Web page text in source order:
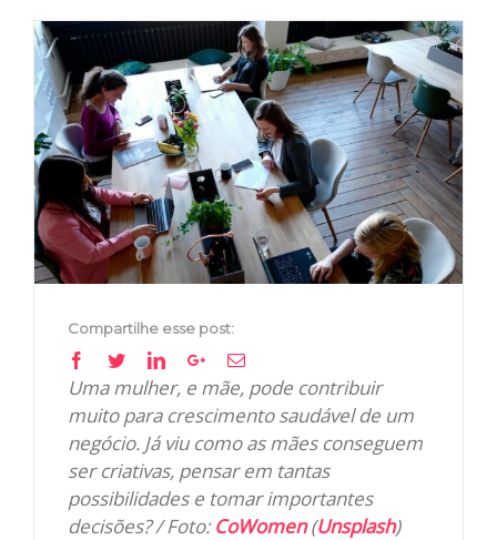
View
Larger
Image
Compartilhe esse post:
Facebook
TwitterLinkedinGoogle+Email
Uma mulher, e mãe, pode contribuir
muito para crescimento saudável de um
negócio. Já viu como as mães conseguem
ser criativas, pensar em tantas
possibilidades e tomar importantes
decisões? / Foto:CoWomen(Unsplash)